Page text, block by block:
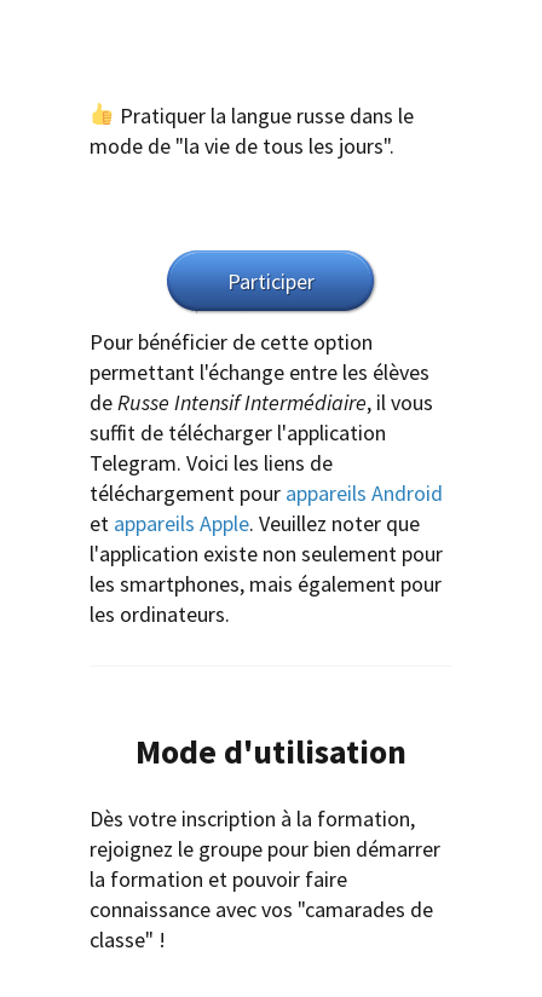
Pratiquer la langue russe dans le
mode de "la vie de tous les jours".
Participer
Pour bénéficier de cette option
permettant l'échange entre les élèves
deRusse Intensif Intermédiaire, il vous
suffit de télécharger l'application
Telegram. Voici les liens de
téléchargement pour appareils Android
et appareils Apple. Veuillez noter que
l'application existe non seulement pour
les smartphones, mais également pour
les ordinateurs.
Mode d'utilisation
Dès votre inscription à la formation,
rejoignez le groupe pour bien démarrer
la formation et pouvoir faire
connaissance avec vos "camarades de
classe" !